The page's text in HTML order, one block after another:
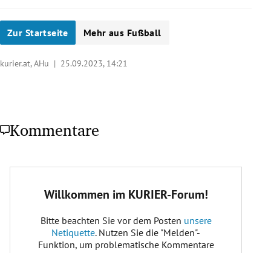
Zur Startseite Mehr aus Fußball
kurier.at, AHu | 25.09.2023, 14:21
Kommentare